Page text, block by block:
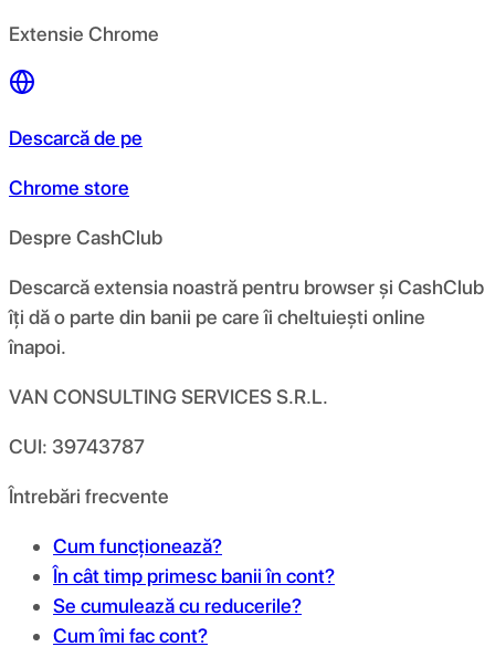
Extensie Chrome
Descarcă de pe
Chrome store
Despre CashClub
Descarcă extensia noastră pentru browser și CashClub
îți dă o parte din banii pe care îi cheltuiești online
înapoi.
VAN CONSULTING SERVICES S.R.L.
CUI: 39743787
Întrebări frecvente
Cum funcționează?
În cât timp primesc banii în cont?
Se cumulează cu reducerile?
Cum îmi fac cont?